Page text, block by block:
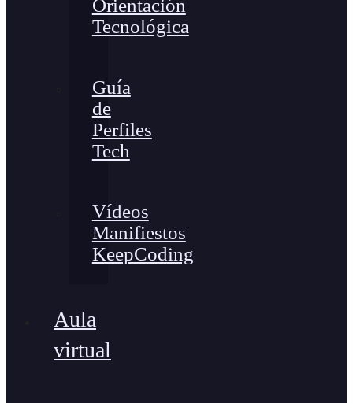
Orientación
Tecnológica
Guía
de
Perfiles
Tech
Vídeos
Manifiestos
KeepCoding
Aula
virtual